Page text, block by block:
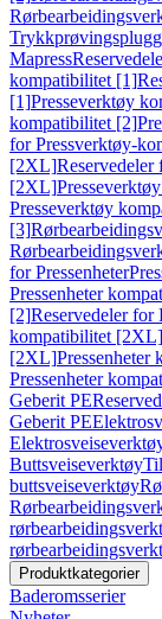
Trykkprøvingsplugg
Mapress
kompatibilitet [1]
[1]Presseverktøy
kompatibilitet [2]
for Pressverktøy-
[2XL]
[2XL]
Presseverktøy
[3]
for Pressenheter
Pressenheter
[2]Reservedeler for
kompatibilitet [2XL]
[2XL]
Pressenheter
Geberit PE
Geberit PE
Buttsveiseverktøy
buttsveiseverktøy
Produktkategorier
Baderomsserier